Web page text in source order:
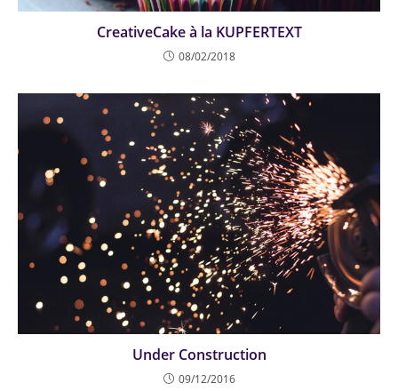
CreativeCake à la KUPFERTEXT
08/02/2018
Under Construction
09/12/2016